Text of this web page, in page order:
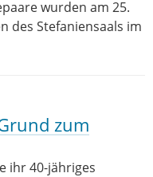
wurden am 25.
des Stefaniensaals im
zum
ihr 40-jähriges